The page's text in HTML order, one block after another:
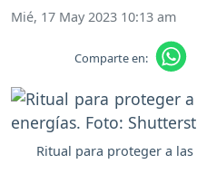
Mié, 17 May 2023 10:13 am
Comparte en:
Ritual para proteger a